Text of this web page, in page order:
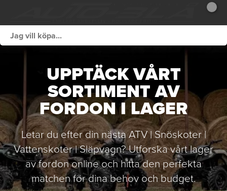
UPPTÄCK VÅRT
SORTIMENT AV
FORDON I LAGER
Letar du efter din nästa ATV | Snöskoter |
Vattenskoter | Släpvagn? Utforska vårt lager
av fordon online och hitta den perfekta
matchen för dina behov och budget.